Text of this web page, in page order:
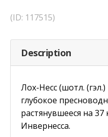
(ID: 117515)
Description
Лох-Несс (шотл.
глубокое
растянувшееся на
Инвернесса.